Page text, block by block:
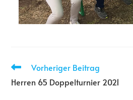
Vorheriger Beitrag
Herren 65 Doppelturnier 2021